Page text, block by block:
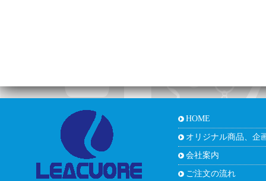
HOME
オリジナル商品、企
会社案内
ご注文の流れ